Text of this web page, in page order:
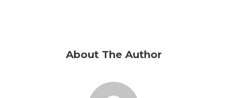
About The Author